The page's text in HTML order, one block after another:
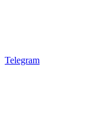
Telegram